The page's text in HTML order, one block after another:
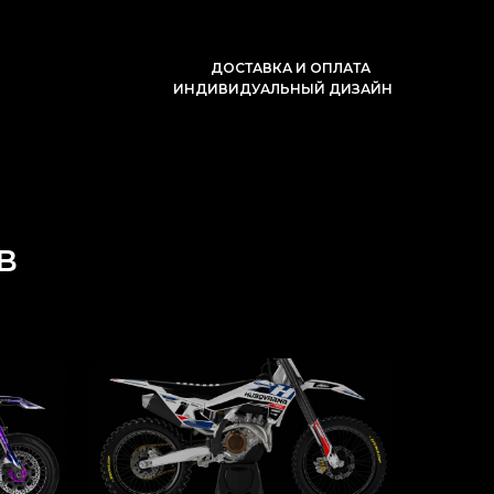
ДОСТАВКА И ОПЛАТА
ИНДИВИДУАЛЬНЫЙ ДИЗАЙН